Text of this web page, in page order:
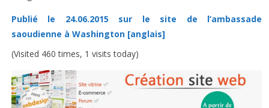
Publié le 24.06.2015 sur le site de l’ambassade
saoudienne à Washington [anglais]
(Visited 460 times, 1 visits today)